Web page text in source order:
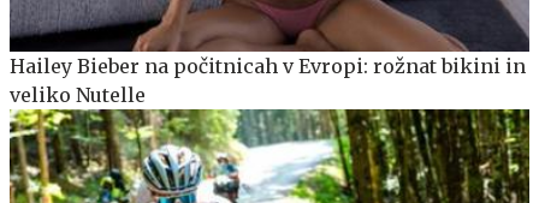
Hailey Bieber na počitnicah v Evropi: rožnat bikini in
veliko Nutelle